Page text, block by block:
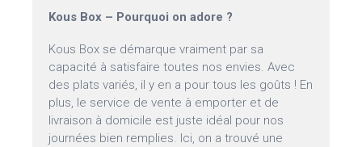
Kous Box – Pourquoi on adore ?
Kous Box se démarque vraiment par sa
capacité à satisfaire toutes nos envies. Avec
des plats variés, il y en a pour tous les goûts ! En
plus, le service de vente à emporter et de
livraison à domicile est juste idéal pour nos
journées bien remplies. Ici, on a trouvé une